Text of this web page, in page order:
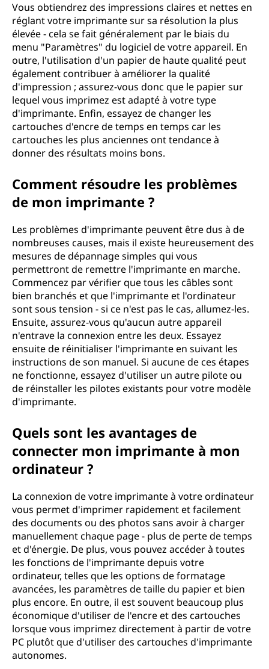
Vous obtiendrez des impressions claires et nettes en
réglant votre imprimante sur sa résolution la plus
élevée - cela se fait généralement par le biais du
menu "Paramètres" du logiciel de votre appareil. En
outre, l'utilisation d'un papier de haute qualité peut
également contribuer à améliorer la qualité
d'impression ; assurez-vous donc que le papier sur
lequel vous imprimez est adapté à votre type
d'imprimante. Enfin, essayez de changer les
cartouches d'encre de temps en temps car les
cartouches les plus anciennes ont tendance à
donner des résultats moins bons.
Comment résoudre les problèmes
de mon imprimante ?
Les problèmes d'imprimante peuvent être dus à de
nombreuses causes, mais il existe heureusement des
mesures de dépannage simples qui vous
permettront de remettre l'imprimante en marche.
Commencez par vérifier que tous les câbles sont
bien branchés et que l'imprimante et l'ordinateur
sont sous tension - si ce n'est pas le cas, allumez-les.
Ensuite, assurez-vous qu'aucun autre appareil
n'entrave la connexion entre les deux. Essayez
ensuite de réinitialiser l'imprimante en suivant les
instructions de son manuel. Si aucune de ces étapes
ne fonctionne, essayez d'utiliser un autre pilote ou
de réinstaller les pilotes existants pour votre modèle
d'imprimante.
Quels sont les avantages de
connecter mon imprimante à mon
ordinateur ?
La connexion de votre imprimante à votre ordinateur
vous permet d'imprimer rapidement et facilement
des documents ou des photos sans avoir à charger
manuellement chaque page - plus de perte de temps
et d'énergie. De plus, vous pouvez accéder à toutes
les fonctions de l'imprimante depuis votre
ordinateur, telles que les options de formatage
avancées, les paramètres de taille du papier et bien
plus encore. En outre, il est souvent beaucoup plus
économique d'utiliser de l'encre et des cartouches
lorsque vous imprimez directement à partir de votre
PC plutôt que d'utiliser des cartouches d'imprimante
autonomes.